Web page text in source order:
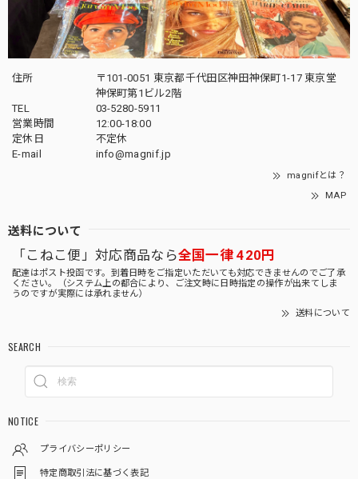
住所
〒101-0051 東京都千代田区神田神保町1-17 東京堂
神保町第1ビル2階
TEL
03-5280-5911
営業時間
12:00-18:00
定休日
不定休
E-mail
info@magnif.jp
magnifとは？
MAP
送料について
「こねこ便」対応商品なら全国一律 420円
配達はポスト投函です。到着日時をご指定いただいても対応できませんのでご了承
ください。（システム上の都合により、ご注文時に日時指定の操作が出来てしま
うのですが実際には承れません）
送料について
SEARCH
NOTICE
プライバシーポリシー
特定商取引法に基づく表記